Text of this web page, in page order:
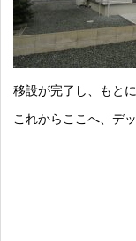
移設が完了し、もと
これからここへ、デ